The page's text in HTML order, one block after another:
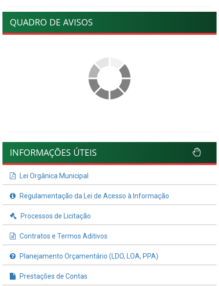
QUADRO DE AVISOS
INFORMAÇÕES ÚTEIS
Lei Orgânica Municipal
Regulamentação da Lei de Acesso à Informação
Processos de Licitação
Contratos e Termos Aditivos
Planejamento Orçamentário (LDO, LOA, PPA)
Prestações de Contas